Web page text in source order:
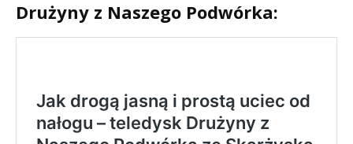
Drużyny z Naszego Podwórka: